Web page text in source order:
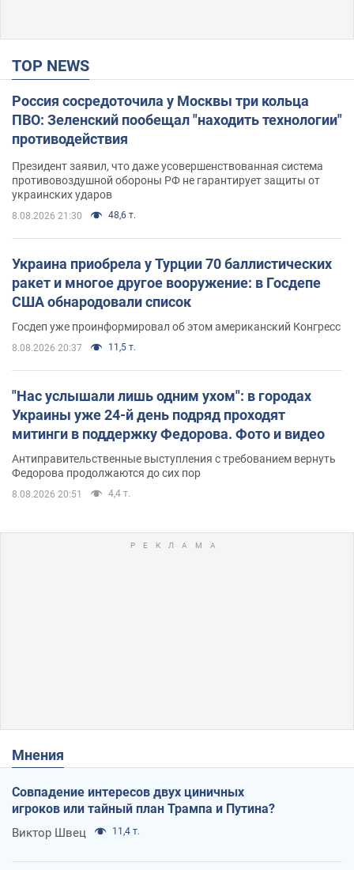
TOP NEWS
Россия сосредоточила у Москвы три кольца
ПВО: Зеленский пообещал "находить технологии"
противодействия
Президент заявил, что даже усовершенствованная система
противовоздушной обороны РФ не гарантирует защиты от
украинских ударов
8.08.2026 21:30 48,6 т.
Украина приобрела у Турции 70 баллистических
ракет и многое другое вооружение: в Госдепе
США обнародовали список
Госдеп уже проинформировал об этом американский Конгресс
8.08.2026 20:37 11,5 т.
"Нас услышали лишь одним ухом": в городах
Украины уже 24-й день подряд проходят
митинги в поддержку Федорова. Фото и видео
Антиправительственные выступления с требованием вернуть
Федорова продолжаются до сих пор
8.08.2026 20:51 4,4 т.
Мнения
Совпадение интересов двух циничных
игроков или тайный план Трампа и Путина?
Виктор Швец 11,4 т.